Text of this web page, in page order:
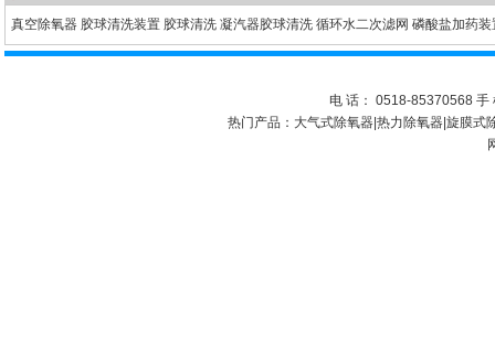
真空除氧器 胶球清洗装置 胶球清洗 凝汽器胶球清洗 循环水二次滤网 磷酸盐加药装
电 话： 0518-85370568
热门产品： 大气式除氧器 热力除氧器 旋膜式